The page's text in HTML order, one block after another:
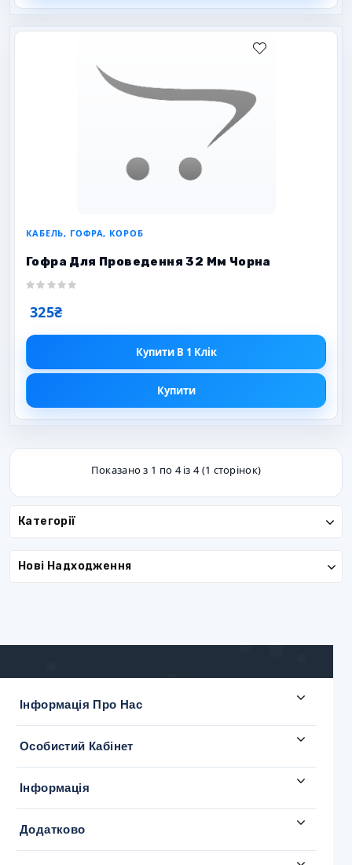
КАБЕЛЬ, ГОФРА, КОРОБ
Гофра Для Проведення 32 Мм Чорна
325₴
Купити В 1 Клік
Купити
Показано з 1 по 4 із 4 (1 сторінок)
Категорії
Нові Надходження
Інформація Про Нас
Особистий Кабінет
Інформація
Додатково